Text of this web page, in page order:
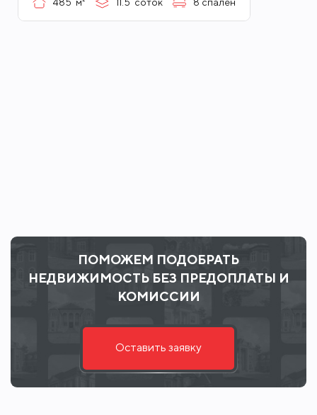
485 м² 11.5 соток 8 спален
ПОМОЖЕМ ПОДОБРАТЬ
НЕДВИЖИМОСТЬ БЕЗ ПРЕДОПЛАТЫ И
КОМИССИИ
Оставить заявку